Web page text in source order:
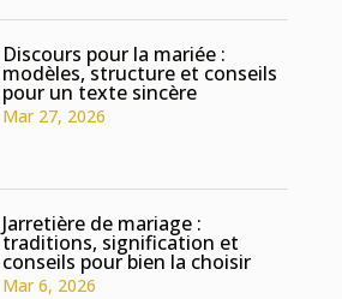
Discours pour la mariée :
modèles, structure et conseils
pour un texte sincère
Mar 27, 2026
Jarretière de mariage :
traditions, signification et
conseils pour bien la choisir
Mar 6, 2026